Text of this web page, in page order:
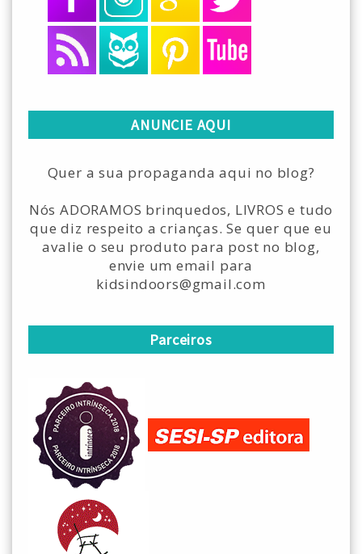
ANUNCIE AQUI
Quer a sua propaganda aqui no blog?
Nós ADORAMOS brinquedos, LIVROS e tudo
que diz respeito a crianças. Se quer que eu
avalie o seu produto para post no blog,
envie um email para
kidsindoors@gmail.com
Parceiros